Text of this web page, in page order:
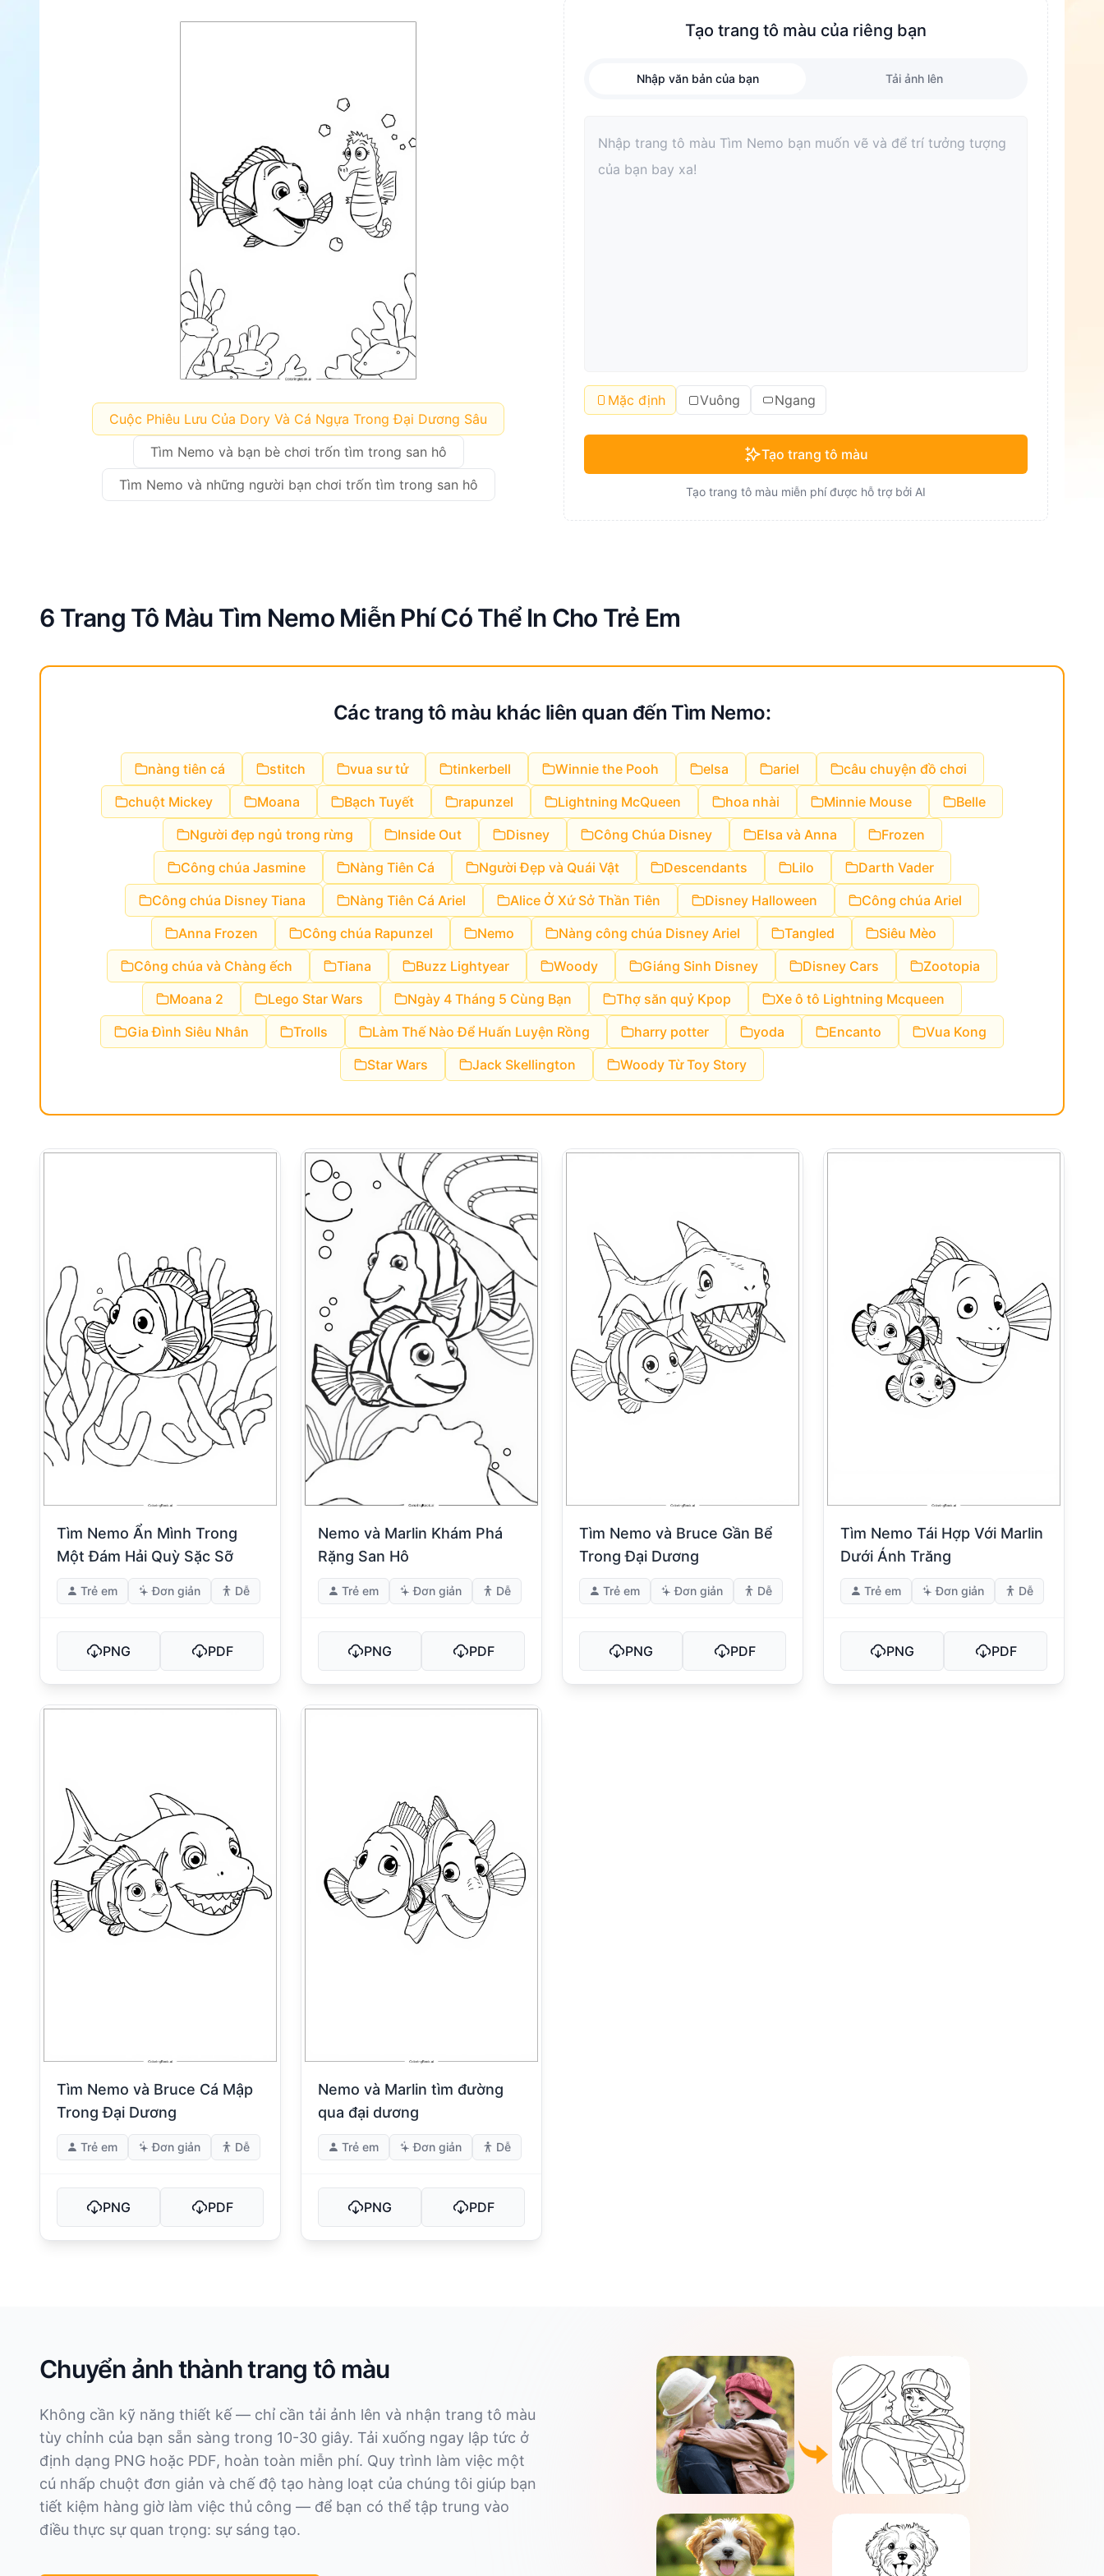
Cuộc Phiêu Lưu Của Dory Và Cá Ngựa Trong Đại Dương Sâu
Tìm Nemo và bạn bè chơi trốn tìm trong san hô
Tìm Nemo và những người bạn chơi trốn tìm trong san hô
Tạo trang tô màu của riêng bạn
Nhập văn bản của bạn Tải ảnh lên
Mặc định Vuông Ngang
Tạo trang tô màu
Tạo trang tô màu miễn phí được hỗ trợ bởi AI
6 Trang Tô Màu Tìm Nemo Miễn Phí Có Thể In Cho Trẻ Em
Các trang tô màu khác liên quan đến Tìm Nemo:
nàng tiên cá stitch vua sư tử tinkerbell Winnie the Pooh elsa ariel
câu chuyện đồ chơi
chuột Mickey
Moana Bạch Tuyết rapunzel Lightning McQueen hoa nhài Minnie Mouse
Belle
Người đẹp ngủ trong rừng
Inside Out Disney Công Chúa Disney Elsa và Anna
Frozen
Công chúa Jasmine
Nàng Tiên Cá Người Đẹp và Quái Vật Descendants Lilo
Darth Vader
Công chúa Disney Tiana
Nàng Tiên Cá Ariel Alice Ở Xứ Sở Thần Tiên Disney Halloween
Công chúa Ariel
Anna Frozen
Công chúa Rapunzel Nemo Nàng công chúa Disney Ariel Tangled
Siêu Mèo
Công chúa và Chàng ếch
Tiana Buzz Lightyear Woody Giáng Sinh Disney Disney Cars
Zootopia
Moana 2
Lego Star Wars Ngày 4 Tháng 5 Cùng Bạn Thợ săn quỷ Kpop
Xe ô tô Lightning Mcqueen
Gia Đình Siêu Nhân
Trolls Làm Thế Nào Để Huấn Luyện Rồng harry potter yoda Encanto
Vua Kong
Star Wars
Jack Skellington Woody Từ Toy Story
Tìm Nemo Ẩn Mình Trong
Một Đám Hải Quỳ Sặc Sỡ
Trẻ em Đơn giản Dễ
PNG PDF
Nemo và Marlin Khám Phá
Rặng San Hô
Trẻ em Đơn giản Dễ
PNG PDF
Tìm Nemo và Bruce Gần Bể
Trong Đại Dương
Trẻ em Đơn giản Dễ
PNG PDF
Tìm Nemo Tái Hợp Với Marlin
Dưới Ánh Trăng
Trẻ em Đơn giản Dễ
PNG PDF
Tìm Nemo và Bruce Cá Mập
Trong Đại Dương
Trẻ em Đơn giản Dễ
PNG PDF
Nemo và Marlin tìm đường
qua đại dương
Trẻ em Đơn giản Dễ
PNG PDF
Chuyển ảnh thành trang tô màu
Không cần kỹ năng thiết kế — chỉ cần tải ảnh lên và nhận trang tô màu
tùy chỉnh của bạn sẵn sàng trong 10-30 giây. Tải xuống ngay lập tức ở
định dạng PNG hoặc PDF, hoàn toàn miễn phí. Quy trình làm việc một
cú nhấp chuột đơn giản và chế độ tạo hàng loạt của chúng tôi giúp bạn
tiết kiệm hàng giờ làm việc thủ công — để bạn có thể tập trung vào
điều thực sự quan trọng: sự sáng tạo.